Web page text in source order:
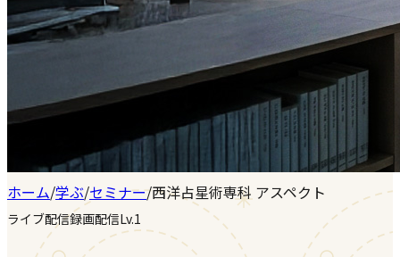
ホーム/学ぶ/セミナー/西洋占星術専科 アスペクト
ライブ配信録画配信Lv.1